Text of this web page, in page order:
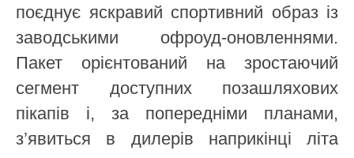
поєднує яскравий спортивний образ із
заводськими офроуд-оновленнями.
Пакет орієнтований на зростаючий
сегмент доступних позашляхових
пікапів і, за попередніми планами,
з’явиться в дилерів наприкінці літа